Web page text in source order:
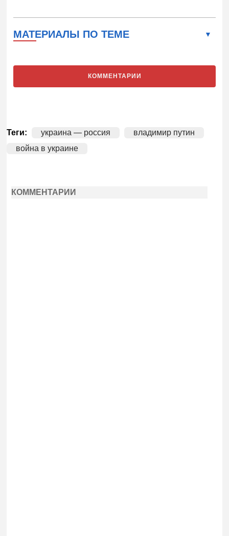
МАТЕРИАЛЫ ПО ТЕМЕ
КОММЕНТАРИИ
Теги: украина — россия
владимир путин
война в украине
КОММЕНТАРИИ